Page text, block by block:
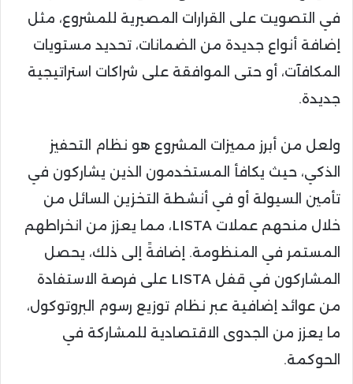
في التصويت على القرارات المصيرية للمشروع، مثل
إضافة أنواع جديدة من الضمانات، تحديد مستويات
المكافآت، أو حتى الموافقة على شراكات استراتيجية
جديدة.
ولعل من أبرز مميزات المشروع هو نظام التحفيز
الذكي، حيث يكافأ المستخدمون الذين يشاركون في
تأمين السيولة أو في أنشطة التخزين السائل من
خلال منحهم عملات LISTA، مما يعزز من انخراطهم
المستمر في المنظومة. إضافةً إلى ذلك، يحصل
المشاركون في قفل LISTA على فرصة الاستفادة
من عوائد إضافية عبر نظام توزيع رسوم البروتوكول،
ما يعزز من الجدوى الاقتصادية للمشاركة في
الحوكمة.